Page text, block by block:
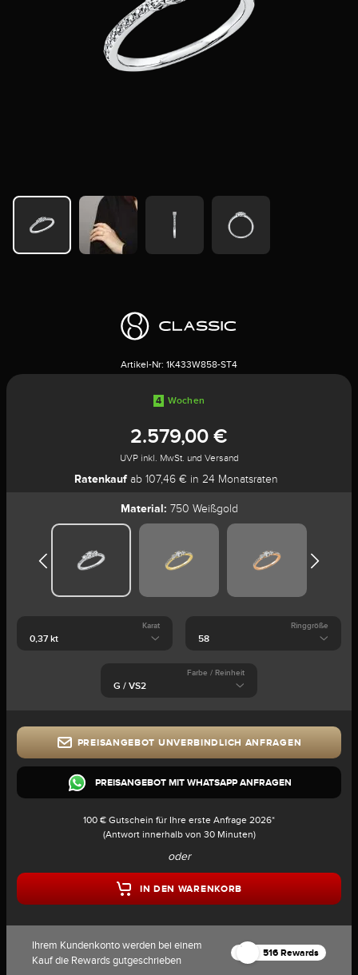
Artikel-Nr: 1K433W858-ST4
4 Wochen
2.579,00 €
UVP inkl. MwSt. und Versand
Ratenkaufab 107,46 € in 24 Monatsraten
Material: 750 Weißgold
Karat Ringgröße
Farbe / Reinheit
PREISANGEBOT UNVERBINDLICH ANFRAGEN
PREISANGEBOT MIT WHATSAPP ANFRAGEN
100 € Gutschein für Ihre erste Anfrage 2026*
(Antwort innerhalb von 30 Minuten)
oder
IN DEN WARENKORB
Ihrem Kundenkonto werden bei einem
Kauf die Rewards gutgeschrieben
516 Rewards